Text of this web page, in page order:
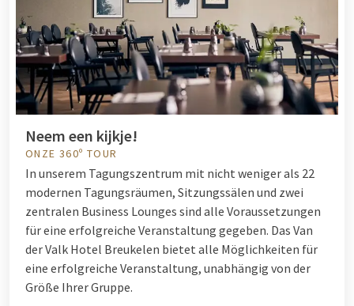
Neem een kijkje!
ONZE 360º TOUR
In unserem Tagungszentrum mit nicht weniger als 22
modernen Tagungsräumen, Sitzungssälen und zwei
zentralen Business Lounges sind alle Voraussetzungen
für eine erfolgreiche Veranstaltung gegeben. Das Van
der Valk Hotel Breukelen bietet alle Möglichkeiten für
eine erfolgreiche Veranstaltung, unabhängig von der
Größe Ihrer Gruppe.